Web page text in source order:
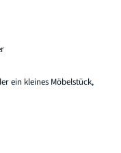
ein kleines Möbelstück,